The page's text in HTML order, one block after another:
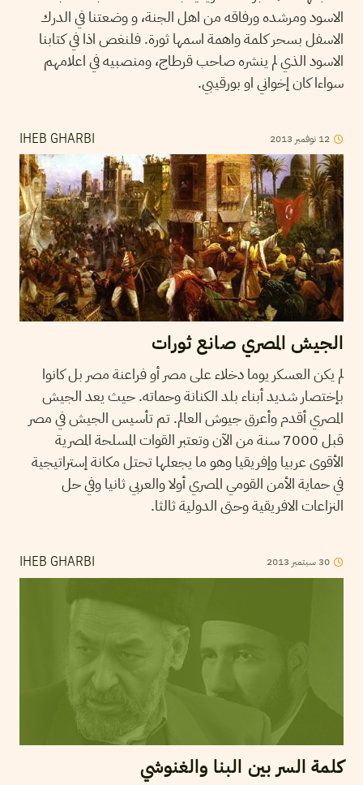
الاسود ومرشده ورفاقه من اهل الجنة، و وضعتنا في الدرك
الاسفل بسحر كلمة واهمة اسمها ثورة. فلنغص اذا في كتابنا
الاسود الذي لم ينشره صاحب قرطاج، ومنصبيه في اعلامهم
سواءا كان إخواني او بورقيبي.
IHEB GHARBI 12 نوفمبر 2013
الجيش المصري صانع ثورات
لم يكن العسكر يوما دخلاء على مصر أو فراعنة مصر بل كانوا
بإختصار شديد أبناء بلد الكنانة وحماته. حيث يعد الجيش
المصري أقدم وأعرق جيوش العالم. تم تأسيس الجيش في مصر
قبل 7000 سنة من الآن وتعتبر القوات المسلحة المصرية
الأقوى عربيا وإفريقيا وهو ما يجعلها تحتل مكانة إستراتيجية
في حماية الأمن القومي المصري أولا والعربي ثانيا وفي حل
النزاعات الافريقية وحتى الدولية ثالثا.
IHEB GHARBI 30 سبتمبر 2013
كلمة السر بين البنا والغنوشي